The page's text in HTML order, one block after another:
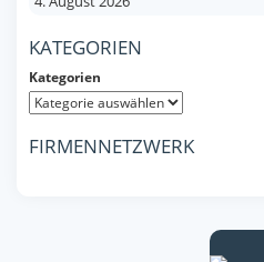
KATEGORIEN
Kategorien
FIRMENNETZWERK